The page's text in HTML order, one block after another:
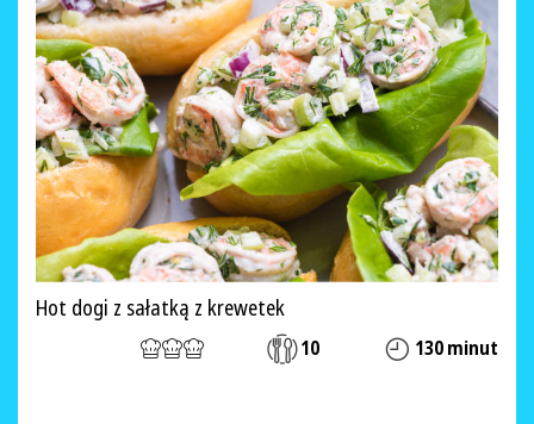
Hot dogi z sałatką z krewetek
10 130 minut